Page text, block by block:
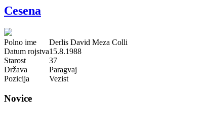
Cesena
Polno ime
Derlis David Meza Colli
Datum rojstva15.8.1988
Starost
37
Država
Paragvaj
Pozicija
Vezist
Novice